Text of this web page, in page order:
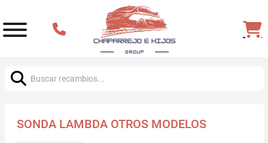
SONDA LAMBDA OTROS MODELOS